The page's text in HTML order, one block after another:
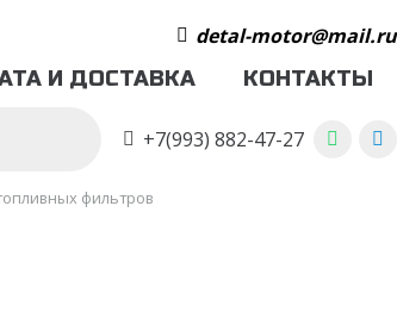
detal-motor@mail.ru
И ДОСТАВКА
КОНТАКТЫ
+7(993) 882-47-27
фильтров